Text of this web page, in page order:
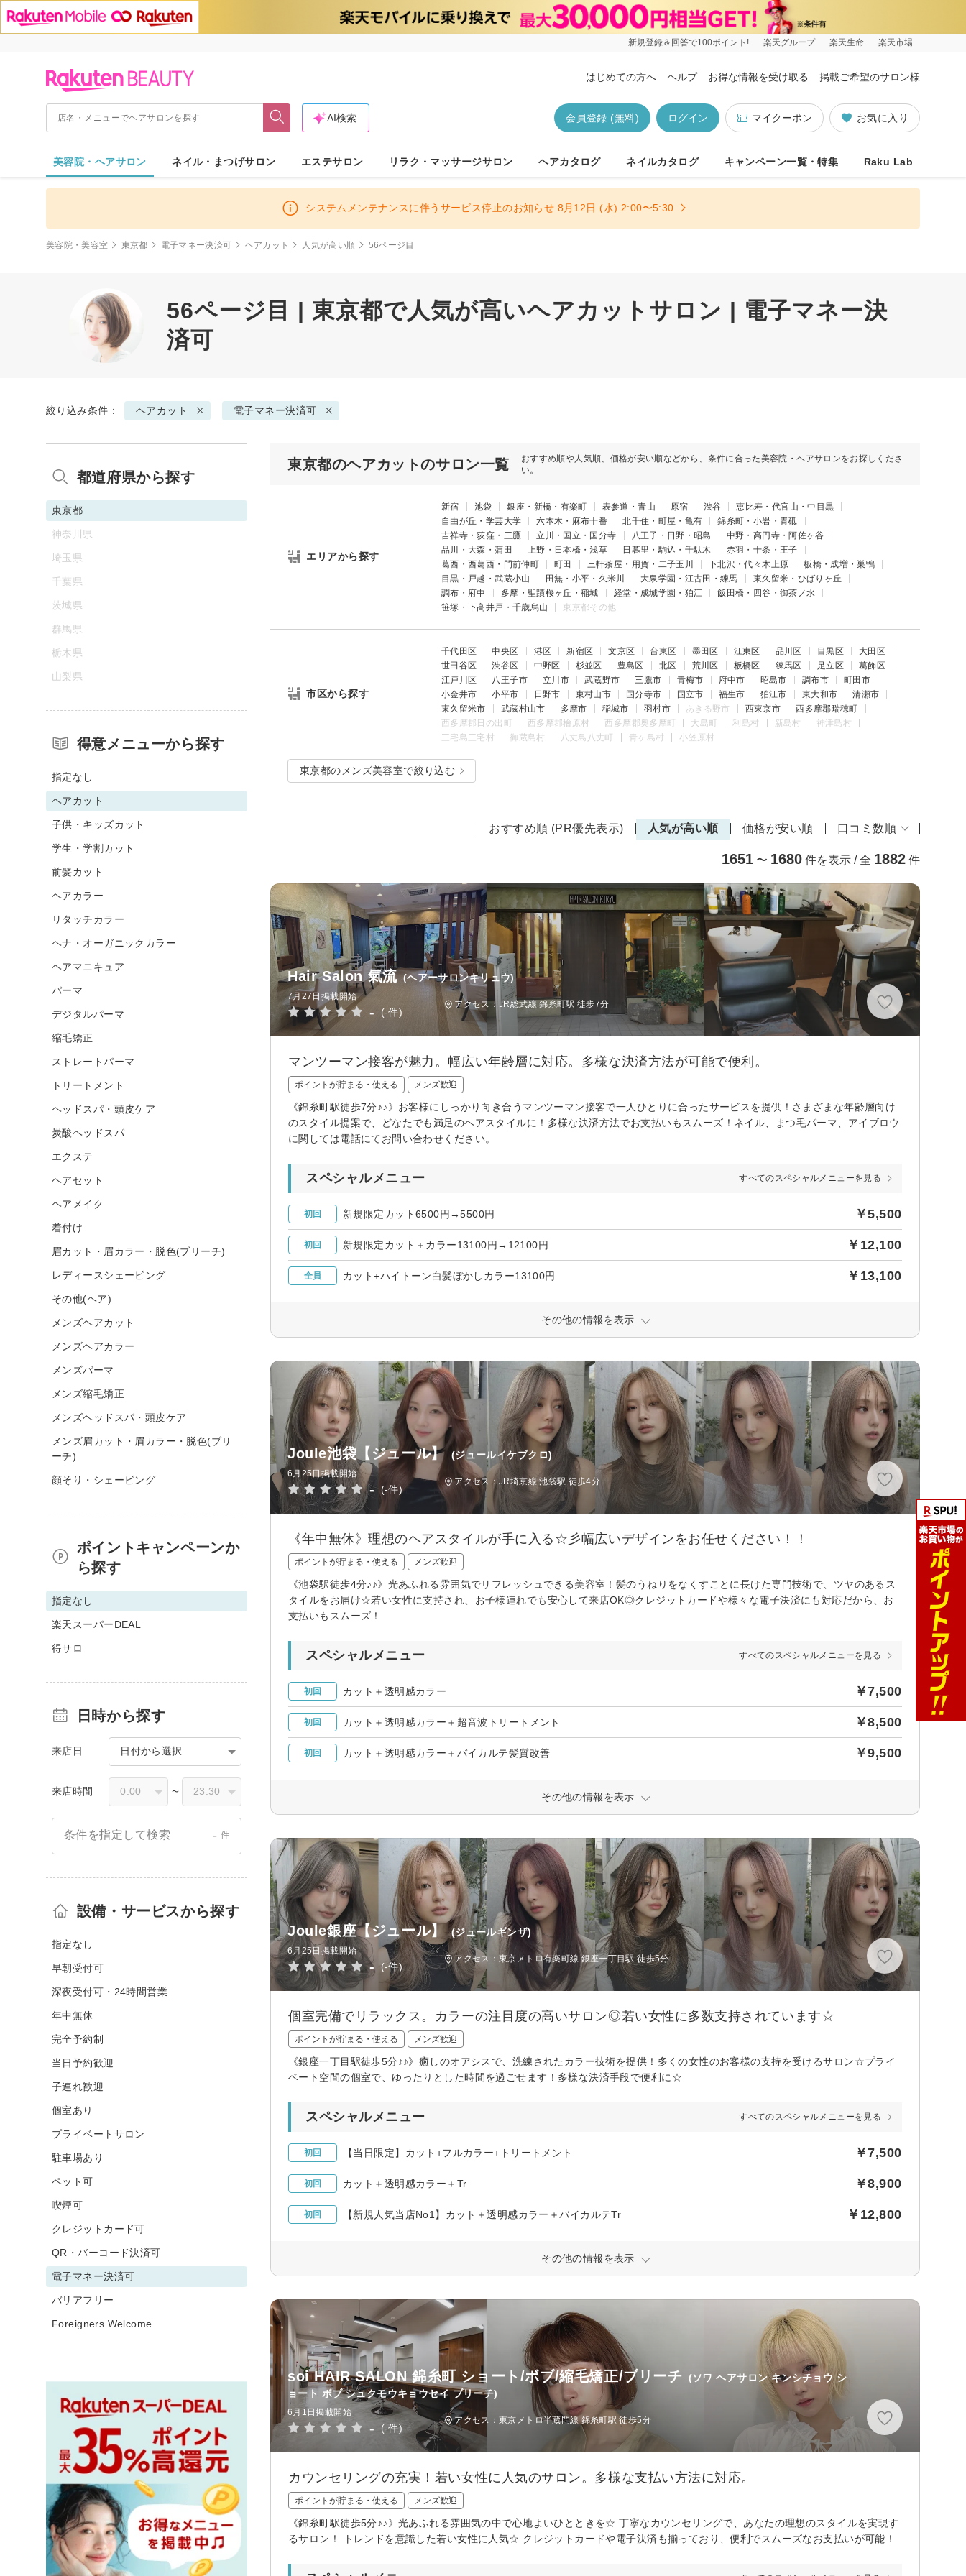
新規登録＆回答で100ポイント! 楽天グループ 楽天生命 楽天市場
はじめての方へ ヘルプ お得な情報を受け取る 掲載ご希望のサロン様
お気に入り
マイクーポン
ログイン
会員登録 (無料)
AI検索
美容院・ヘアサロン ネイル・まつげサロン エステサロン リラク・マッサージサロン ヘアカタログ ネイルカタログ キャンペーン一覧・特集 Raku Lab
システムメンテナンスに伴うサービス停止のお知らせ 8月12日 (水) 2:00〜5:30
美容院・美容室 東京都 電子マネー決済可 ヘアカット 人気が高い順 56ページ目
56ページ目 | 東京都で人気が高いヘアカットサロン | 電子マネー決
済可
絞り込み条件： ヘアカット 電子マネー決済可
東京都のヘアカットのサロン一覧
おすすめ順や人気順、価格が安い順などから、条件に合った美容院・ヘアサロンをお探しくださ
い。
エリアから探す
新宿 池袋 銀座・新橋・有楽町 表参道・青山 原宿 渋谷
恵比寿・代官山・中目黒
自由が丘・学芸大学
六本木・麻布十番 北千住・町屋・亀有
錦糸町・小岩・青砥
吉祥寺・荻窪・三鷹
立川・国立・国分寺 八王子・日野・昭島
中野・高円寺・阿佐ヶ谷
品川・大森・蒲田
上野・日本橋・浅草 日暮里・駒込・千駄木
赤羽・十条・王子
葛西・西葛西・門前仲町
町田 三軒茶屋・用賀・二子玉川 下北沢・代々木上原
板橋・成増・巣鴨
目黒・戸越・武蔵小山
田無・小平・久米川 大泉学園・江古田・練馬
東久留米・ひばりヶ丘
調布・府中
多摩・聖蹟桜ヶ丘・稲城 経堂・成城学園・狛江
飯田橋・四谷・御茶ノ水
笹塚・下高井戸・千歳烏山
東京都その他
市区から探す
千代田区 中央区 港区 新宿区 文京区 台東区 墨田区 江東区 品川区 目黒区
大田区
世田谷区
渋谷区 中野区 杉並区 豊島区 北区 荒川区 板橋区 練馬区 足立区
葛飾区
江戸川区
八王子市 立川市 武蔵野市 三鷹市 青梅市 府中市 昭島市 調布市
町田市
小金井市
小平市 日野市 東村山市 国分寺市 国立市 福生市 狛江市 東大和市
清瀬市
東久留米市
武蔵村山市 多摩市 稲城市 羽村市 あきる野市 西東京市
西多摩郡瑞穂町
西多摩郡日の出町
西多摩郡檜原村 西多摩郡奥多摩町 大島町 利島村 新島村
神津島村
三宅島三宅村
御蔵島村 八丈島八丈町 青ヶ島村 小笠原村
東京都のメンズ美容室で絞り込む
おすすめ順 (PR優先表示) 人気が高い順 価格が安い順 口コミ数順
1651 〜 1680 件を表示 / 全 1882 件
Hair Salon 氣流 (ヘアーサロンキリュウ)
7月27日掲載開始
- (-件)
アクセス：JR総武線 錦糸町駅 徒歩7分
マンツーマン接客が魅力。幅広い年齢層に対応。多様な決済方法が可能で便利。
ポイントが貯まる・使える メンズ歓迎
《錦糸町駅徒歩7分♪♪》お客様にしっかり向き合うマンツーマン接客で一人ひとりに合ったサービスを提供！さまざまな年齢層向け
のスタイル提案で、どなたでも満足のヘアスタイルに！多様な決済方法でお支払いもスムーズ！ネイル、まつ毛パーマ、アイブロウ
に関しては電話にてお問い合わせください。
スペシャルメニュー すべてのスペシャルメニューを見る
初回 新規限定カット6500円→5500円 ￥5,500
初回 新規限定カット＋カラー13100円→12100円 ￥12,100
全員 カット+ハイトーン白髪ぼかしカラー13100円 ￥13,100
その他の情報を表示
Joule池袋【ジュール】 (ジュールイケブクロ)
6月25日掲載開始
- (-件)
アクセス：JR埼京線 池袋駅 徒歩4分
《年中無休》理想のヘアスタイルが手に入る☆彡幅広いデザインをお任せください！！
ポイントが貯まる・使える メンズ歓迎
《池袋駅徒歩4分♪♪》光あふれる雰囲気でリフレッシュできる美容室！髪のうねりをなくすことに長けた専門技術で、ツヤのあるス
タイルをお届け☆若い女性に支持され、お子様連れでも安心して来店OK◎クレジットカードや様々な電子決済にも対応だから、お
支払いもスムーズ！
スペシャルメニュー すべてのスペシャルメニューを見る
初回 カット＋透明感カラー ￥7,500
初回 カット＋透明感カラー＋超音波トリートメント ￥8,500
初回 カット＋透明感カラー＋バイカルテ髪質改善 ￥9,500
その他の情報を表示
Joule銀座【ジュール】 (ジュールギンザ)
6月25日掲載開始
- (-件)
アクセス：東京メトロ有楽町線 銀座一丁目駅 徒歩5分
個室完備でリラックス。カラーの注目度の高いサロン◎若い女性に多数支持されています☆
ポイントが貯まる・使える メンズ歓迎
《銀座一丁目駅徒歩5分♪♪》癒しのオアシスで、洗練されたカラー技術を提供！多くの女性のお客様の支持を受けるサロン☆プライ
ベート空間の個室で、ゆったりとした時間を過ごせます！多様な決済手段で便利に☆
スペシャルメニュー すべてのスペシャルメニューを見る
初回 【当日限定】カット+フルカラー+トリートメント ￥7,500
初回 カット＋透明感カラー＋Tr ￥8,900
初回 【新規人気当店No1】カット＋透明感カラー＋バイカルテTr ￥12,800
その他の情報を表示
soi HAIR SALON 錦糸町 ショート/ボブ/縮毛矯正/ブリーチ
(ソワ ヘアサロン キンシチョウ シ
ョート ボブ シュクモウキョウセイ ブリーチ)
6月1日掲載開始
- (-件)
アクセス：東京メトロ半蔵門線 錦糸町駅 徒歩5分
カウンセリングの充実！若い女性に人気のサロン。多様な支払い方法に対応。
ポイントが貯まる・使える メンズ歓迎
《錦糸町駅徒歩5分♪♪》光あふれる雰囲気の中で心地よいひとときを☆ 丁寧なカウンセリングで、あなたの理想のスタイルを実現す
るサロン！ トレンドを意識した若い女性に人気☆ クレジットカードや電子決済も揃っており、便利でスムーズなお支払いが可能！
都道府県から探す
東京都
神奈川県
埼玉県
千葉県
茨城県
群馬県
栃木県
山梨県
得意メニューから探す
指定なし
ヘアカット
子供・キッズカット
学生・学割カット
前髪カット
ヘアカラー
リタッチカラー
ヘナ・オーガニックカラー
ヘアマニキュア
パーマ
デジタルパーマ
縮毛矯正
ストレートパーマ
トリートメント
ヘッドスパ・頭皮ケア
炭酸ヘッドスパ
エクステ
ヘアセット
ヘアメイク
着付け
眉カット・眉カラー・脱色(ブリーチ)
レディースシェービング
その他(ヘア)
メンズヘアカット
メンズヘアカラー
メンズパーマ
メンズ縮毛矯正
メンズヘッドスパ・頭皮ケア
メンズ眉カット・眉カラー・脱色(ブリ
ーチ)
顔そり・シェービング
ポイントキャンペーンか
ら探す
指定なし
楽天スーパーDEAL
得サロ
日時から探す
来店日 日付から選択
来店時間 〜
条件を指定して検索 - 件
設備・サービスから探す
指定なし
早朝受付可
深夜受付可・24時間営業
年中無休
完全予約制
当日予約歓迎
子連れ歓迎
個室あり
プライベートサロン
駐車場あり
ペット可
喫煙可
クレジットカード可
QR・バーコード決済可
電子マネー決済可
バリアフリー
Foreigners Welcome